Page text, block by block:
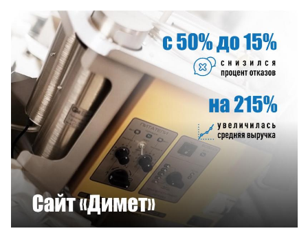
Смотреть проект